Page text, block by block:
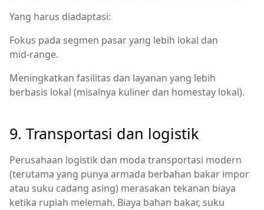
Yang harus diadaptasi:
Fokus pada segmen pasar yang lebih lokal dan
mid‑range.
Meningkatkan fasilitas dan layanan yang lebih
berbasis lokal (misalnya kuliner dan homestay lokal).
9. Transportasi dan logistik
Perusahaan logistik dan moda transportasi modern
(terutama yang punya armada berbahan bakar impor
atau suku cadang asing) merasakan tekanan biaya
ketika rupiah melemah. Biaya bahan bakar, suku